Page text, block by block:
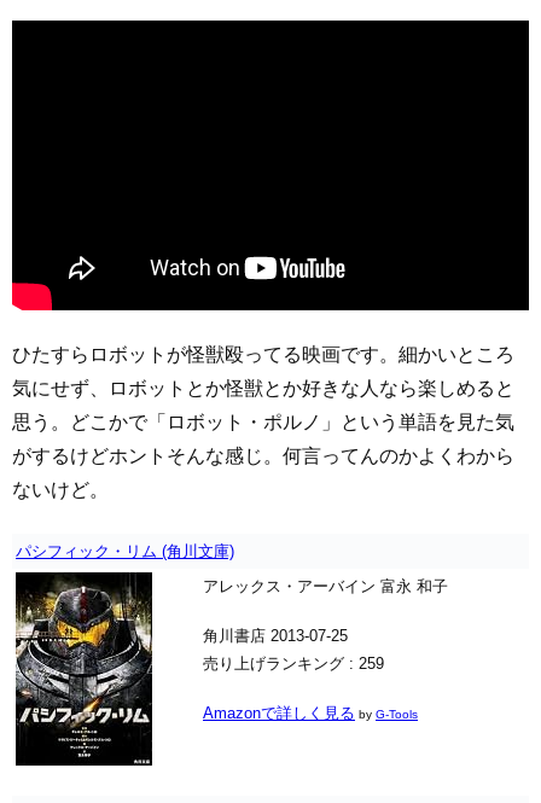
ひたすらロボットが怪獣殴ってる映画です。細かいところ
気にせず、ロボットとか怪獣とか好きな人なら楽しめると
思う。どこかで「ロボット・ポルノ」という単語を見た気
がするけどホントそんな感じ。何言ってんのかよくわから
ないけど。
パシフィック・リム (角川文庫)
アレックス・アーバイン 富永 和子
角川書店 2013-07-25
売り上げランキング : 259
Amazonで詳しく見る by G-Tools